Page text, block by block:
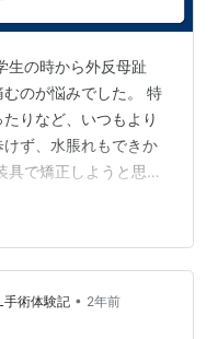
生の時から外反母趾
のが悩みでした。 特
りなど、いつもより
ず、水脹れもできか
具で矯正しようと思っ
かったので諦めてい
みが取れたので、ここ
からないと思い思い
✨ というわけで、外
稿しようかなと思って
術体験記 • 2年前